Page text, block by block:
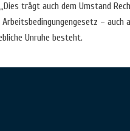
trägt auch dem Umstand
– auch
Unruhe besteht.